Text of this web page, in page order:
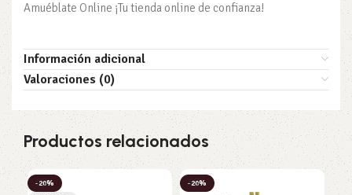
Amuéblate Online ¡Tu tienda online de confianza!
Información adicional
Valoraciones (0)
Productos relacionados
-20%
-20%